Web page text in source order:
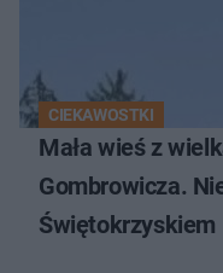
CIEKAWOSTKI
Mała wieś z
Gombrowicza.
Świętokrzyskiem